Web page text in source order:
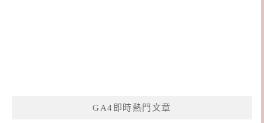
GA4即時熱門文章